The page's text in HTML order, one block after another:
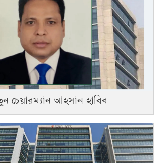
চেয়ারম্যান আহসান হাবিব